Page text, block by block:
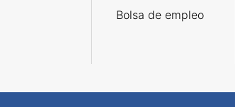
Bolsa de empleo